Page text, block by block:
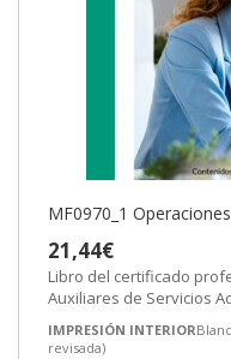
MF0970_1
21,44€
Libro del certificado
Auxiliares de Servicios
IMPRESIÓN INTERIOR
revisada)